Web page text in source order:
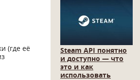
(где её
Steam API понятно
и доступно — что
это и как
использовать